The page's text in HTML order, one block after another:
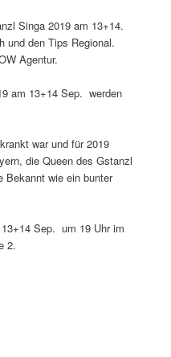
Singa 2019 am 13+14.
und den Tips Regional.
Agentur.
am 13+14 Sep. werden
war und für 2019
die Queen des Gstanzl
Bekannt wie ein bunter
Sep. um 19 Uhr im
2.